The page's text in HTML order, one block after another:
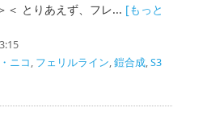
＜ とりあえず、フレ... [もっと
ニコ, フェリルライン,鎧合成,S3